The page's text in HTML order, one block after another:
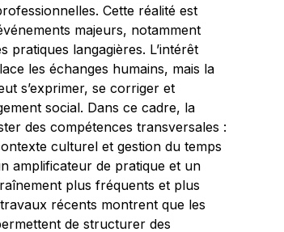
Cette réalité est
majeurs, notamment
pratiques langagières. L’intérêt
les échanges humains, mais la
s’exprimer, se corriger et
social. Dans ce cadre, la
des compétences transversales :
culturel et gestion du temps
amplificateur de pratique et un
plus fréquents et plus
récents montrent que les
de structurer des